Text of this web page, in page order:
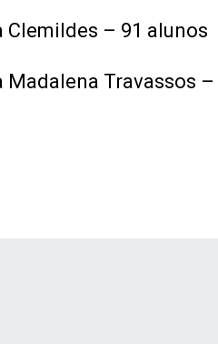
Clemildes – 91 alunos
Madalena Travassos